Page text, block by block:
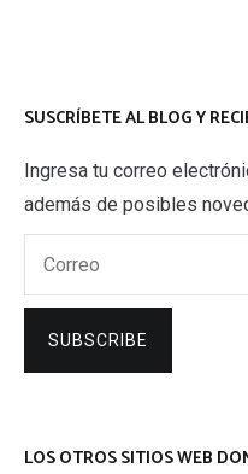
SUSCRÍBETE AL BLOG Y
Ingresa tu correo
además de posibles
SUBSCRIBE
LOS OTROS SITIOS WEB